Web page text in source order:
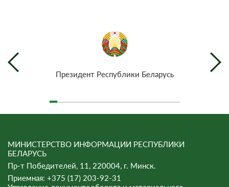
Президент Республики Беларусь
МИНИСТЕРСТВО ИНФОРМАЦИИ РЕСПУБЛИКИ
БЕЛАРУСЬ
Пр-т Победителей, 11, 220004, г. Минск.
Приемная: +375 (17) 203-92-31